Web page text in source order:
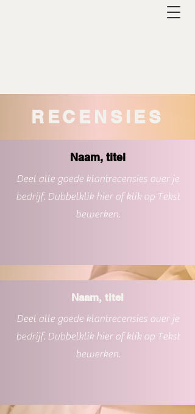
RECENSIES
Naam, titel
Deel alle goede klantrecensies over je
bedrijf. Dubbelklik hier of klik op Tekst
bewerken.
Naam, titel
Deel alle goede klantrecensies over je
bedrijf. Dubbelklik hier of klik op Tekst
bewerken.